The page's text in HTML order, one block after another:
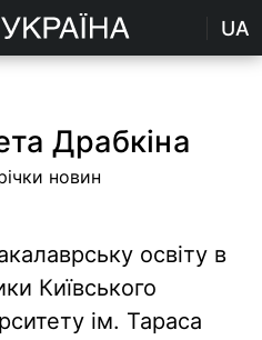
UA
Драбкіна
новин
освіту в
Київського
ім. Тараса